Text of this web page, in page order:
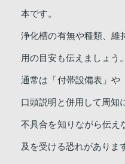
本です。
浄化槽の有無や種類、維
用の目安も伝えましょう。
通常は「付帯設備表」や
口頭説明と併用して周知
不具合を知りながら伝え
及を受ける恐れがありま